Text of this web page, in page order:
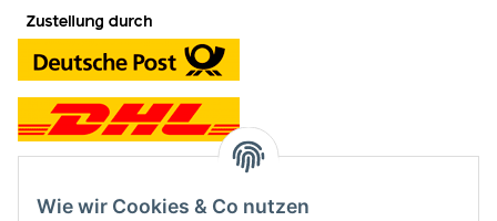
Wie wir Cookies & Co nutzen